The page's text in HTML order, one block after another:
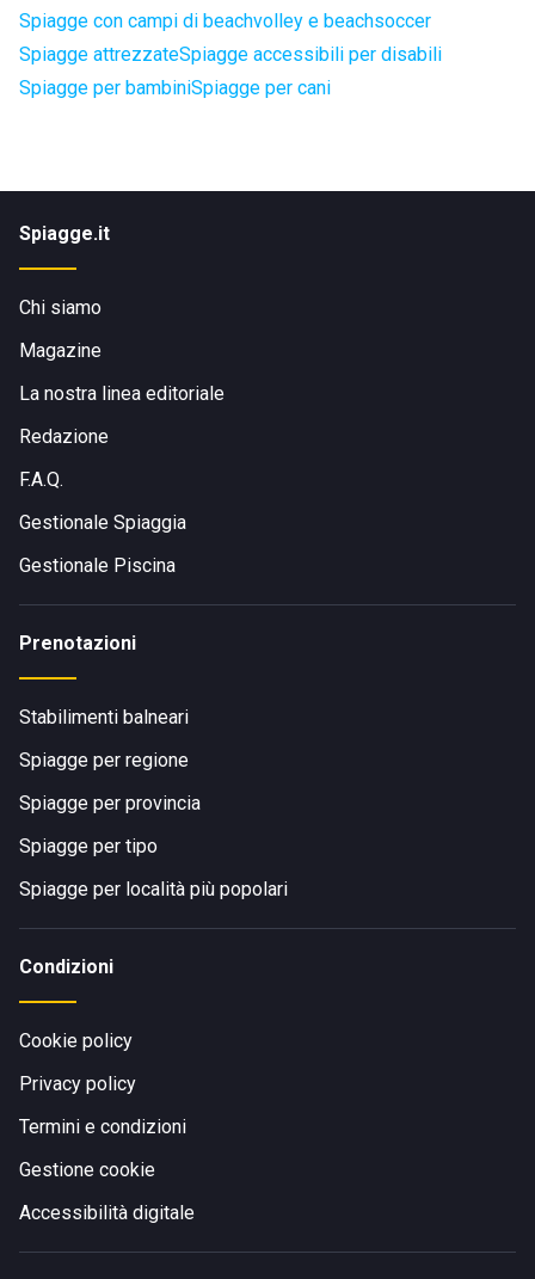
Spiagge con campi di beachvolley e beachsoccer
Spiagge attrezzateSpiagge accessibili per disabili
Spiagge per bambiniSpiagge per cani
Spiagge.it
Chi siamo
Magazine
La nostra linea editoriale
Redazione
F.A.Q.
Gestionale Spiaggia
Gestionale Piscina
Prenotazioni
Stabilimenti balneari
Spiagge per regione
Spiagge per provincia
Spiagge per tipo
Spiagge per località più popolari
Condizioni
Cookie policy
Privacy policy
Termini e condizioni
Gestione cookie
Accessibilità digitale